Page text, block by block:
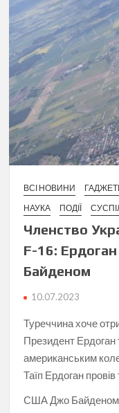
ВСІ НОВИНИ
НАУКА
ПОДІЇ
Членство
F-16: Ердоган
Байденом
10.07.2023
Туреччина хоче
Президент Ердоган
американським
Таїп Ердоган
США Джо